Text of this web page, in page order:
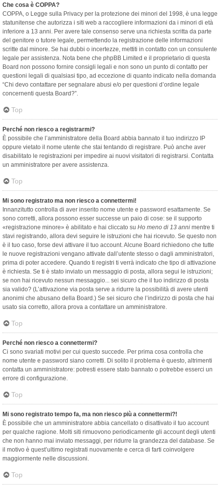
Che cosa è COPPA?
COPPA, o Legge sulla Privacy per la protezione dei minori del 1998, è una legge
statunitense che autorizza i siti web a raccogliere informazioni da i minori di età
inferiore a 13 anni. Per avere tale consenso serve una richiesta scritta da parte
del genitore o tutore legale, permettendo la registrazione delle informazioni
scritte dal minore. Se hai dubbi o incertezze, mettiti in contatto con un consulente
legale per assistenza. Nota bene che phpBB Limited e il proprietario di questa
Board non possono fornire consigli legali e non sono un punto di contatto per
questioni legali di qualsiasi tipo, ad eccezione di quanto indicato nella domanda
“Chi devo contattare per segnalare abusi e/o per questioni d’ordine legale
concernenti questa Board?”.
Top
Perché non riesco a registrarmi?
È possibile che l’amministratore della Board abbia bannato il tuo indirizzo IP
oppure vietato il nome utente che stai tentando di registrare. Può anche aver
disabilitato le registrazioni per impedire ai nuovi visitatori di registrarsi. Contatta
un amministratore per avere assistenza.
Top
Mi sono registrato ma non riesco a connettermi!
Innanzitutto controlla di aver inserito nome utente e password esattamente. Se
sono corretti, allora possono esser successe un paio di cose: se il supporto
«registrazione minore» è abilitato e hai cliccato su Ho meno di 13 anni mentre ti
stavi registrando, allora devi seguire le istruzioni che hai ricevuto. Se questo non
è il tuo caso, forse devi attivare il tuo account. Alcune Board richiedono che tutte
le nuove registrazioni vengano attivate dall’utente stesso o dagli amministratori,
prima di poter accedere. Quando ti registri ti verrà indicato che tipo di attivazione
è richiesta. Se ti è stato inviato un messaggio di posta, allora segui le istruzioni;
se non hai ricevuto nessun messaggio... sei sicuro che il tuo indirizzo di posta
sia valido? (L’attivazione via posta serve a ridurre la possibilità di avere utenti
anonimi che abusano della Board.) Se sei sicuro che l’indirizzo di posta che hai
usato sia corretto, allora prova a contattare un amministratore.
Top
Perché non riesco a connettermi?
Ci sono svariati motivi per cui questo succede. Per prima cosa controlla che
nome utente e password siano corretti. Di solito il problema è questo, altrimenti
contatta un amministratore: potresti essere stato bannato o potrebbe esserci un
errore di configurazione.
Top
Mi sono registrato tempo fa, ma non riesco più a connettermi?!
È possibile che un amministratore abbia cancellato o disattivato il tuo account
per qualche ragione. Molti siti rimuovono periodicamente gli account degli utenti
che non hanno mai inviato messaggi, per ridurre la grandezza del database. Se
il motivo è quest’ultimo registrati nuovamente e cerca di farti coinvolgere
maggiormente nelle discussioni.
Top